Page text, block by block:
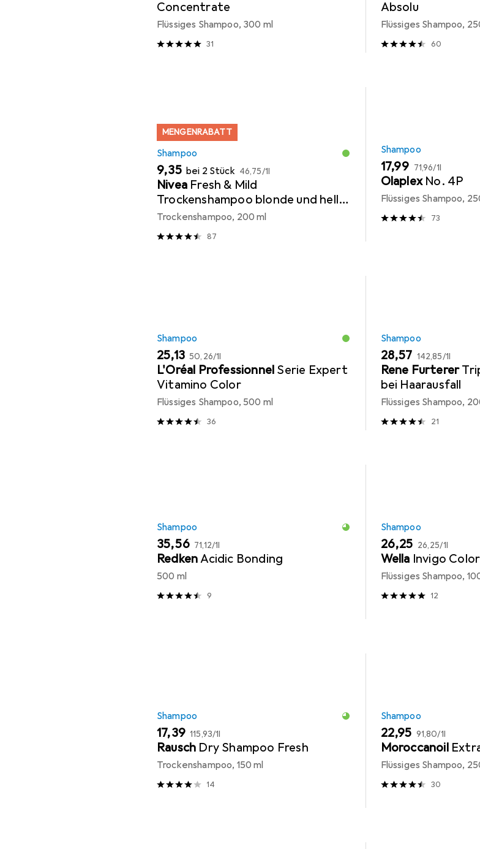
Concentrate
Flüssiges Shampoo, 300 ml
31
Absolu
Flüssiges Shampoo,
60
MENGENRABATT
Shampoo
EUR
9,35 bei 2 Stück EUR
46,75/1l
Nivea Fresh & Mild
Trockenshampoo blonde und helle
Haartöne
Trockenshampoo, 200 ml
87
Shampoo
EUR
17,99 EUR
71,96/1l
Olaplex No. 4P
Flüssiges Shampoo,
73
Shampoo
EUR
25,13 EUR
50,26/1l
L'Oréal Professionnel Serie Expert
Vitamino Color
Flüssiges Shampoo, 500 ml
36
Shampoo
EUR
28,57 EUR
142,85/1l
Rene Furterer
bei Haarausfall
Flüssiges Shampoo,
21
Shampoo
EUR
35,56 EUR
71,12/1l
RedkenAcidic Bonding
500 ml
9
Shampoo
EUR
26,25 EUR
26,25/1l
Wella Invigo
Flüssiges Shampoo,
12
Shampoo
EUR
17,39 EUR
115,93/1l
Rausch Dry Shampoo Fresh
Trockenshampoo, 150 ml
14
Shampoo
EUR
22,95 EUR
91,80/1l
Moroccanoil
Flüssiges Shampoo,
30